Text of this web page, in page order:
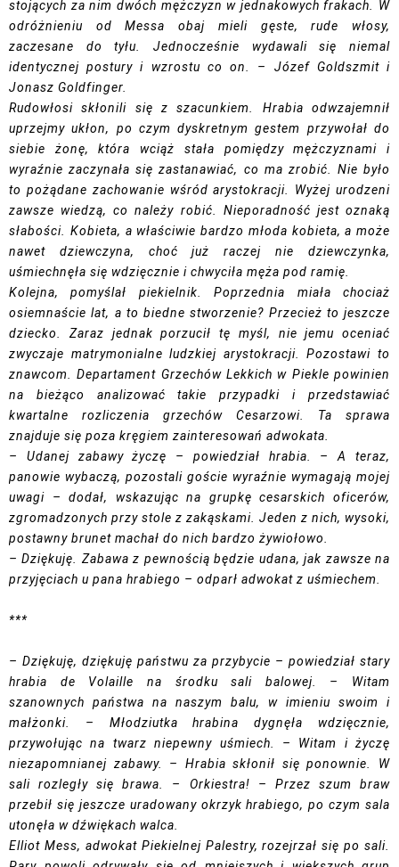
stojących za nim dwóch mężczyzn w jednakowych frakach. W
odróżnieniu od Messa obaj mieli gęste, rude włosy,
zaczesane do tyłu. Jednocześnie wydawali się niemal
identycznej postury i wzrostu co on. – Józef Goldszmit i
Jonasz Goldfinger.
Rudowłosi skłonili się z szacunkiem. Hrabia odwzajemnił
uprzejmy ukłon, po czym dyskretnym gestem przywołał do
siebie żonę, która wciąż stała pomiędzy mężczyznami i
wyraźnie zaczynała się zastanawiać, co ma zrobić. Nie było
to pożądane zachowanie wśród arystokracji. Wyżej urodzeni
zawsze wiedzą, co należy robić. Nieporadność jest oznaką
słabości. Kobieta, a właściwie bardzo młoda kobieta, a może
nawet dziewczyna, choć już raczej nie dziewczynka,
uśmiechnęła się wdzięcznie i chwyciła męża pod ramię.
Kolejna, pomyślał piekielnik. Poprzednia miała chociaż
osiemnaście lat, a to biedne stworzenie? Przecież to jeszcze
dziecko. Zaraz jednak porzucił tę myśl, nie jemu oceniać
zwyczaje matrymonialne ludzkiej arystokracji. Pozostawi to
znawcom. Departament Grzechów Lekkich w Piekle powinien
na bieżąco analizować takie przypadki i przedstawiać
kwartalne rozliczenia grzechów Cesarzowi. Ta sprawa
znajduje się poza kręgiem zainteresowań adwokata.
– Udanej zabawy życzę – powiedział hrabia. – A teraz,
panowie wybaczą, pozostali goście wyraźnie wymagają mojej
uwagi – dodał, wskazując na grupkę cesarskich oficerów,
zgromadzonych przy stole z zakąskami. Jeden z nich, wysoki,
postawny brunet machał do nich bardzo żywiołowo.
– Dziękuję. Zabawa z pewnością będzie udana, jak zawsze na
przyjęciach u pana hrabiego – odparł adwokat z uśmiechem.
***
– Dziękuję, dziękuję państwu za przybycie – powiedział stary
hrabia de Volaille na środku sali balowej. – Witam
szanownych państwa na naszym balu, w imieniu swoim i
małżonki. – Młodziutka hrabina dygnęła wdzięcznie,
przywołując na twarz niepewny uśmiech. – Witam i życzę
niezapomnianej zabawy. – Hrabia skłonił się ponownie. W
sali rozległy się brawa. – Orkiestra! – Przez szum braw
przebił się jeszcze uradowany okrzyk hrabiego, po czym sala
utonęła w dźwiękach walca.
Elliot Mess, adwokat Piekielnej Palestry, rozejrzał się po sali.